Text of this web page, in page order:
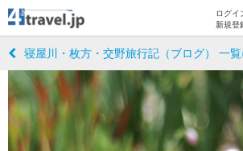
ログイ
新規登
寝屋川・枚方・交野旅行記（ブログ） 一